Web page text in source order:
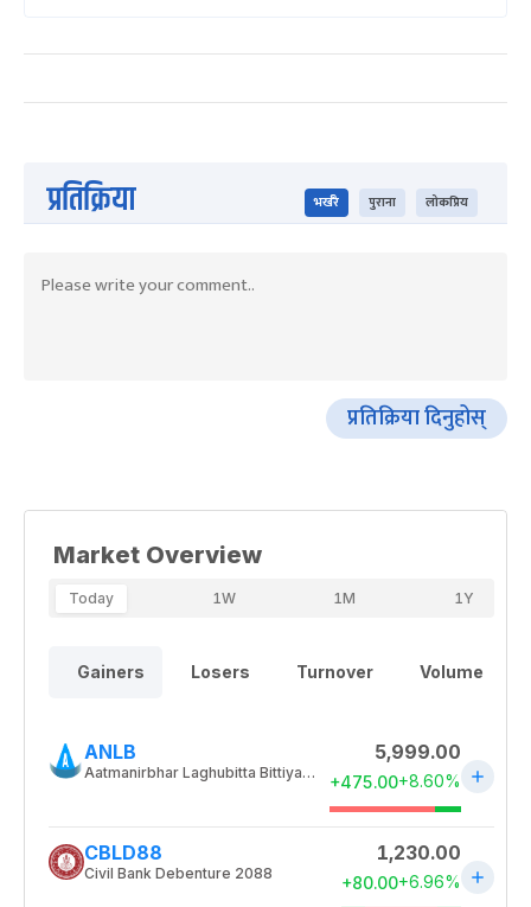
प्रतिक्रिया भर्खरै पुराना लोकप्रिय
प्रतिक्रिया दिनुहोस्